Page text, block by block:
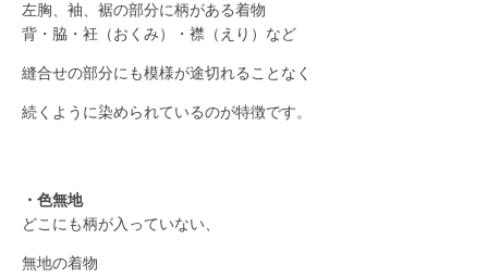
左胸、袖、裾の部分に柄がある着物
背・脇・衽（おくみ）・襟（えり）など
縫合せの部分にも模様が途切れることなく
続くように染められているのが特徴です。
・色無地
どこにも柄が入っていない、
無地の着物